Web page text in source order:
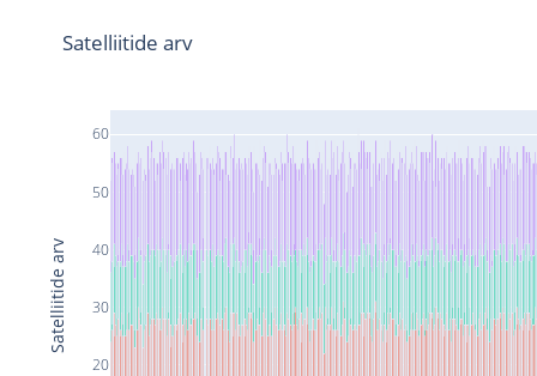
20
30
40
50
60
Satelliitide arv
Satelliitide arv